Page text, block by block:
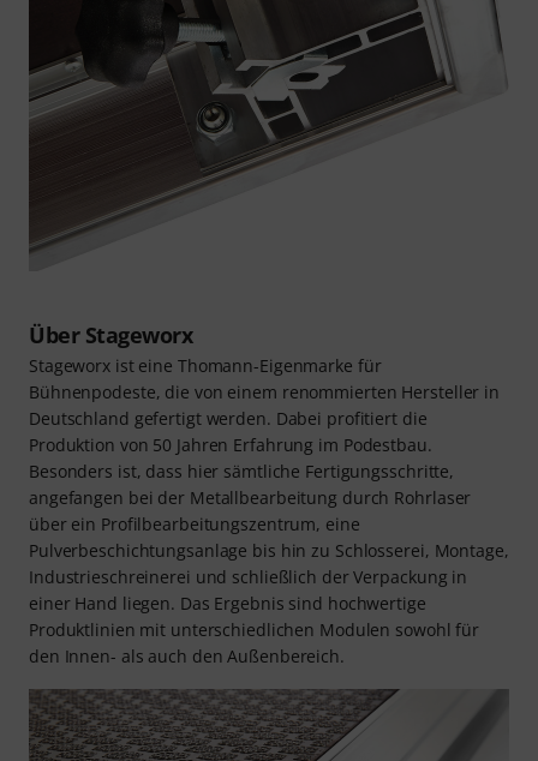
Über Stageworx
Stageworx ist eine Thomann-Eigenmarke für
Bühnenpodeste, die von einem renommierten Hersteller in
Deutschland gefertigt werden. Dabei profitiert die
Produktion von 50 Jahren Erfahrung im Podestbau.
Besonders ist, dass hier sämtliche Fertigungsschritte,
angefangen bei der Metallbearbeitung durch Rohrlaser
über ein Profilbearbeitungszentrum, eine
Pulverbeschichtungsanlage bis hin zu Schlosserei, Montage,
Industrieschreinerei und schließlich der Verpackung in
einer Hand liegen. Das Ergebnis sind hochwertige
Produktlinien mit unterschiedlichen Modulen sowohl für
den Innen- als auch den Außenbereich.